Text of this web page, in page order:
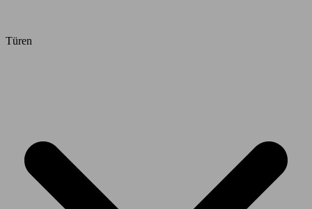
Türen